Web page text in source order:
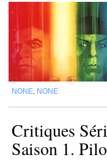
NONE NONE
Critiques
Saison 1.